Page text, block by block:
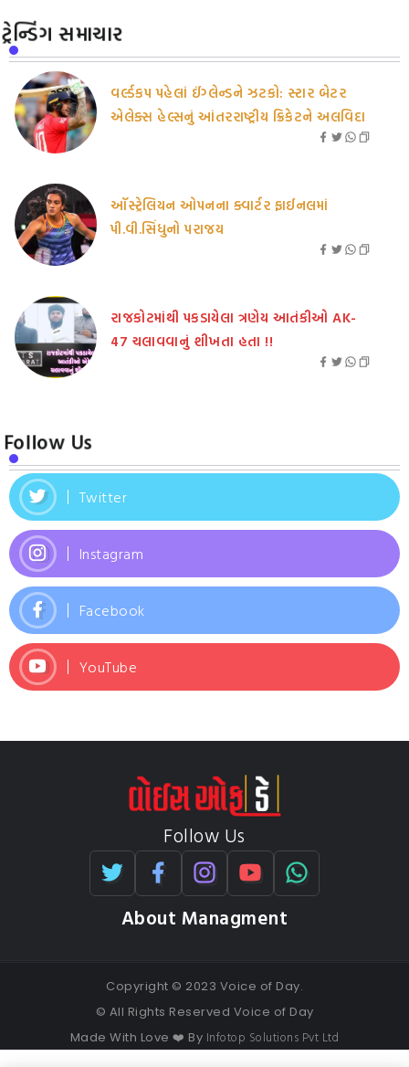
સમાચાર
વર્લ્ડકપ પહેલાં ઈંગ્લેન્ડને ઝટકો: સ્ટાર બેટર
એલેક્સ હેલ્સનું આંતરરાષ્ટ્રીય ક્રિકેટને અલવિદા
ઑસ્ટ્રેલિયન ઓપનના ક્વાર્ટર ફાઈનલમાં
પી.વી.સિંધુનો પરાજય
રાજકોટમાંથી પકડાયેલા ત્રણેય આતંકીઓ AK-
47 ચલાવવાનું શીખતા હતા !!
Follow Us
Twitter
Instagram
Facebook
YouTube
Follow Us
About Managment
Copyright © 2023 Voice of Day.
© All Rights Reserved Voice of Day
Made With Love ❤️ By Infotop Solutions Pvt Ltd